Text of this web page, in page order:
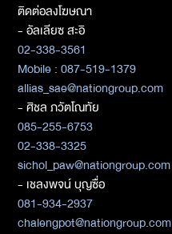
ติดต่อลงโฆษณา
- อัลเลียซ สะอิ
02-338-3561
Mobile : 087-519-1379
allias_sae@nationgroup.com
- ศิชล ภวัตโณทัย
085-255-6753
02-338-3325
sichol_paw@nationgroup.com
- เชลงพจน์ บุญซื่อ
081-934-2937
chalengpot@nationgroup.com